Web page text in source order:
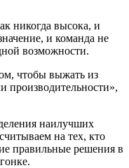
никогда высока, и
и команда не
возможности.
чтобы выжать из
производительности»,
наилучших
на тех, кто
правильные решения в